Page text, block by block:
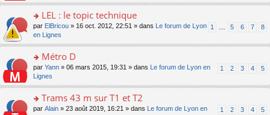
e
s
ré
c
e
n
lu
pl
ré
c
nt
e
n
o
n
lu
pl
ré
c
m
e
s
s
e
n
o
n
lu
n
ult
er
le
m
e
s
s
e
n
o
n
s
er
le
m
e
s
s
LEL : le topic technique
1 5 6 7 8
par ElBricou » 16 oct. 2012, 22:51 » dans
Le forum de Lyon
en Lignes
o
s
er
le
Métro D
1 2 3 4 5
par Yann » 06 mars 2015, 19:31 » dans
Le forum de Lyon en
Lignes
o
Trams 43 m sur T1 et T2
1 2 3 4 5
par Alain » 23 août 2019, 16:21 » dans
Le forum de Lyon en